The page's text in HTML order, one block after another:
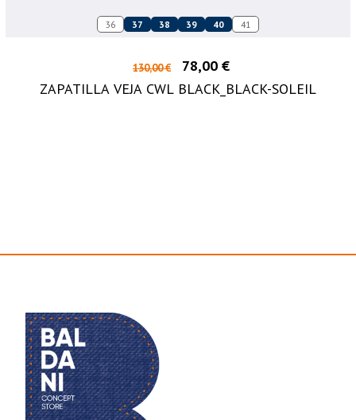
36 37 38 39 40 41
130,00 €
78,00 €
ZAPATILLA VEJA CWL BLACK_BLACK-SOLEIL